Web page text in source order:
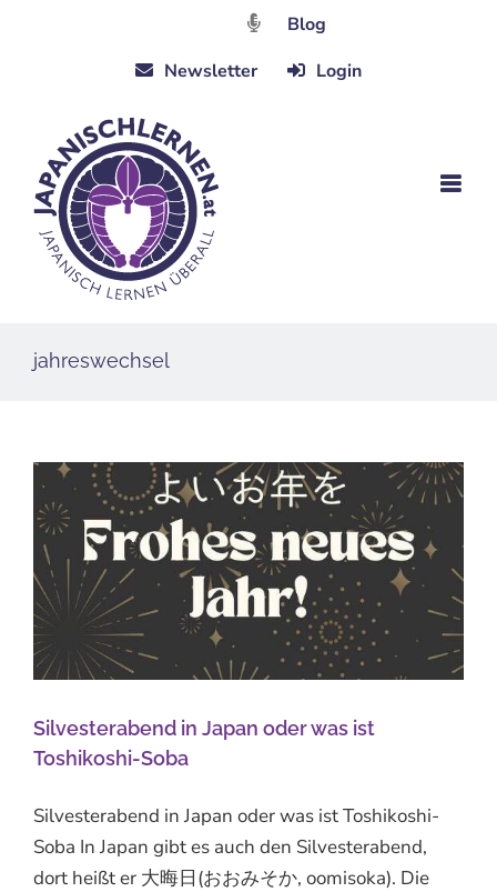
Blog
Newsletter
Login
jahreswechsel
Silvesterabend in Japan oder was ist
Toshikoshi-Soba
Silvesterabend in Japan oder was ist Toshikoshi-
Soba In Japan gibt es auch den Silvesterabend,
dort heißt er 大晦日(おおみそか, oomisoka). Die